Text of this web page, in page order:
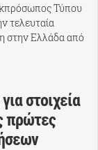
Τύπου
τελευταία
στην Ελλάδα από
στοιχεία
πρώτες